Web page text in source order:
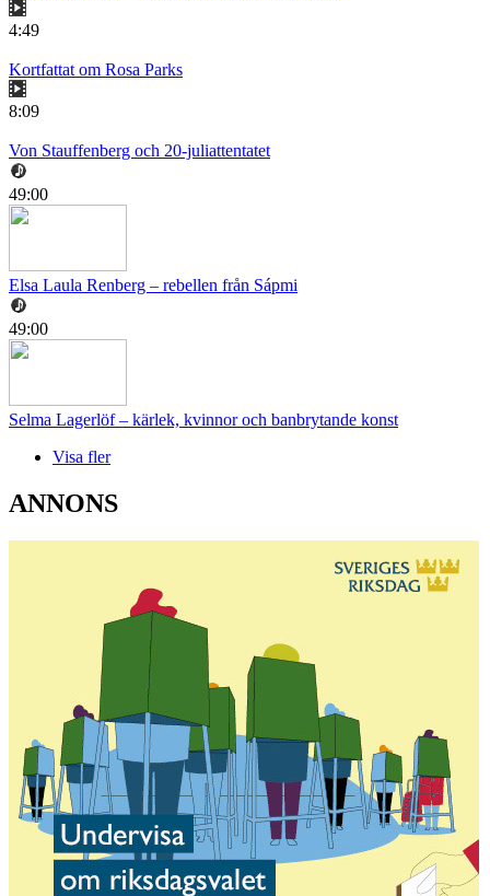
4:49
Kortfattat om Rosa Parks
8:09
Von Stauffenberg och 20-juliattentatet
49:00
Elsa Laula Renberg – rebellen från Sápmi
49:00
Selma Lagerlöf – kärlek, kvinnor och banbrytande konst
Visa fler
ANNONS